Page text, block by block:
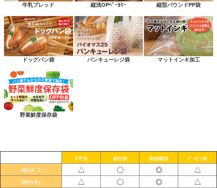
牛乳ブレッド 縦浅OPﾍﾞｰｶﾘｰ 縦型パウンドPP袋
ドッグパン袋 パンキューレジ袋 マットインキ加工
野菜鮮度保存袋
PP袋 純白袋 耐油紙袋 ﾊﾞｰｶﾞｰ袋
ﾒﾛﾝﾊﾟﾝ △ 〇 ◎ △
ｸﾛﾜｯｻﾝ △ 〇 ◎ △